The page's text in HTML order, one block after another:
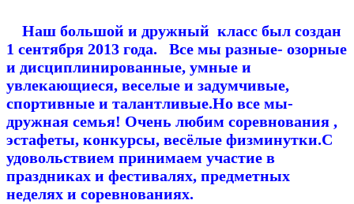
Наш большой и дружный класс был создан
1 сентября 2013 года. Все мы разные- озорные
и дисциплинированные, умные и
увлекающиеся, веселые и задумчивые,
спортивные и талантливые.Но все мы-
дружная семья! Очень любим соревнования ,
эстафеты, конкурсы, весёлые физминутки.С
удовольствием принимаем участие в
праздниках и фестивалях, предметных
неделях и соревнованиях.